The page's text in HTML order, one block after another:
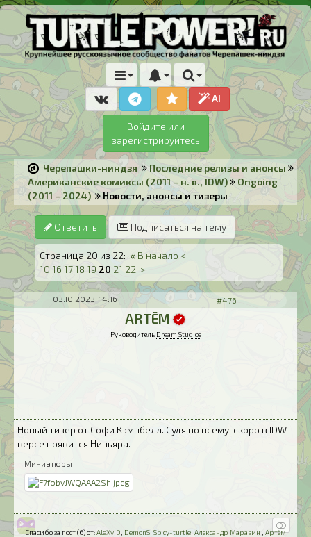
AI
Войдите или
зарегистрируйтесь
Черепашки-ниндзя
Последние релизы и анонсы
Американские комиксы (2011 – н. в., IDW)
Ongoing
(2011 – 2024)
Новости, анонсы и тизеры
Ответить Подписаться на тему
Страница 20 из 22: « В начало <
10 16 1718 19 20 21 22 >
03.10.2023, 14:16 #476
ARTЁM
Руководитель Dream Studios
Новый тизер от Софи Кэмпбелл. Судя по всему, скоро в IDW-
версе появится Ниньяра.
Миниатюры
Спасибо за пост (6) от:AleXviD DemonS Spicy-turtle Александр Маравин
Артём